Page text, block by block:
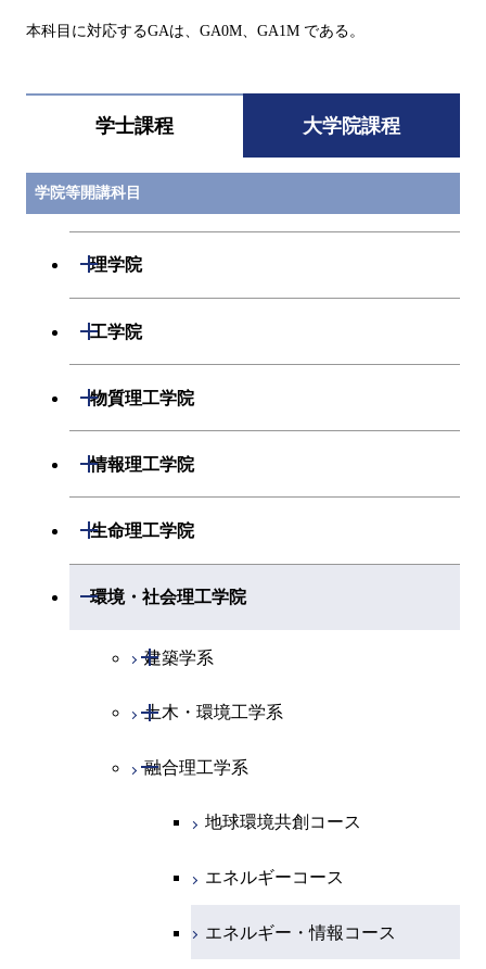
本科目に対応するGAは、GA0M、GA1M である。
学士課程 大学院課程
学院等開講科目
理学院
開閉
物理学コース
化学系
開閉
エネルギー・情報コース
物質・情報卓越コース
地球生命コース
専門科目
工学院
開閉
機械系
開閉
エネルギーコース
エンジニアリングデザイン
ース
原子核工学コース
人間医療科学技術コース
システム制御コース
コース
電気電子系
開閉
エネルギーコース
エネルギー・情報コース
ライフエンジニアリングコ
情報通信コース
エンジニアリングデザイン
ース
人間医療科学技術コース
経営工学系
開閉
経営工学コース
エンジニアリングデザイン
専門科目
物質理工学院
開閉
材料系
開閉
エネルギーコース
ース
原子核工学コース
人間医療科学技術コース
物質・情報卓越コース
応用化学コース
ース
原子核工学コース
地球生命コース
人間医療科学技術コース
専門科目
情報理工学院
開閉
数理・計算科学系
開閉
ース
知能情報コース
エネルギー・情報コース
人間医療科学技術コース
物質・情報卓越コース
生命理工学院
開閉
生命理工学系
開閉
生命理工学コース
ライフエンジニアリングコ
物質・情報卓越コース
専門科目
環境・社会理工学院
開閉
建築学系
開閉
建築学コース
エンジニアリングデザイン
土木・環境工学系
開閉
土木工学コース
エンジニアリングデザイン
融合理工学系
開閉
地球環境共創コース
エネルギーコース
エネルギー・情報コース